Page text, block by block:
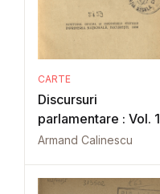
CARTE
Discursuri
parlamentare : Vol. 1
Armand Calinescu